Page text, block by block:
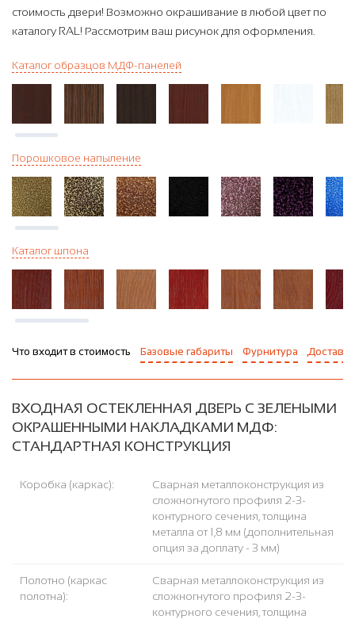
стоимость двери! Возможно окрашивание в любой цвет по
каталогу RAL! Рассмотрим ваш рисунок для оформления.
Каталог образцов МДФ-панелей
Порошковое напыление
Каталог шпона
Что входит в стоимость Базовые габариты Фурнитура Доставка
ВХОДНАЯ ОСТЕКЛЕННАЯ ДВЕРЬ С ЗЕЛЕНЫМИ
ОКРАШЕННЫМИ НАКЛАДКАМИ МДФ:
СТАНДАРТНАЯ КОНСТРУКЦИЯ
Коробка (каркас):
Сварная металлоконструкция из
сложногнутого профиля 2-3-
контурного сечения, толщина
металла от 1,8 мм (дополнительная
опция за доплату - 3 мм)
Полотно (каркас
полотна):
Сварная металлоконструкция из
сложногнутого профиля 2-3-
контурного сечения, толщина